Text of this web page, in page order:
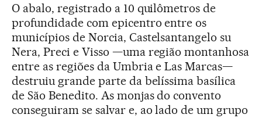
O abalo, registrado a 10 quilômetros de
profundidade com epicentro entre os
municípios de Norcia, Castelsantangelo su
Nera, Preci e Visso —uma região montanhosa
entre as regiões da Umbria e Las Marcas—
destruiu grande parte da belíssima basílica
de São Benedito. As monjas do convento
conseguiram se salvar e, ao lado de um grupo